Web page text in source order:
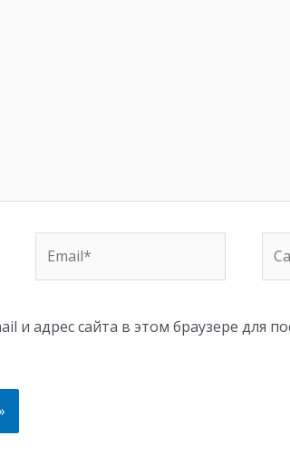
и адрес сайта в этом браузере для